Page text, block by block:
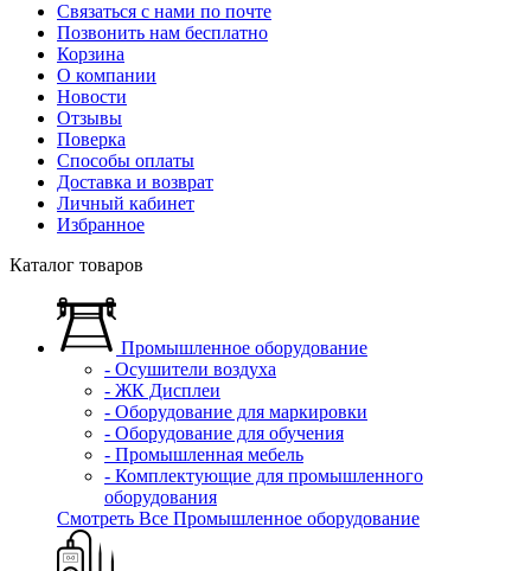
Связаться с нами по почте
Позвонить нам бесплатно
Корзина
О компании
Новости
Отзывы
Поверка
Способы оплаты
Доставка и возврат
Личный кабинет
Избранное
Каталог товаров
Промышленное оборудование
- Осушители воздуха
- ЖК Дисплеи
- Оборудование для маркировки
- Оборудование для обучения
- Промышленная мебель
- Комплектующие для промышленного
оборудования
Смотреть Все Промышленное оборудование